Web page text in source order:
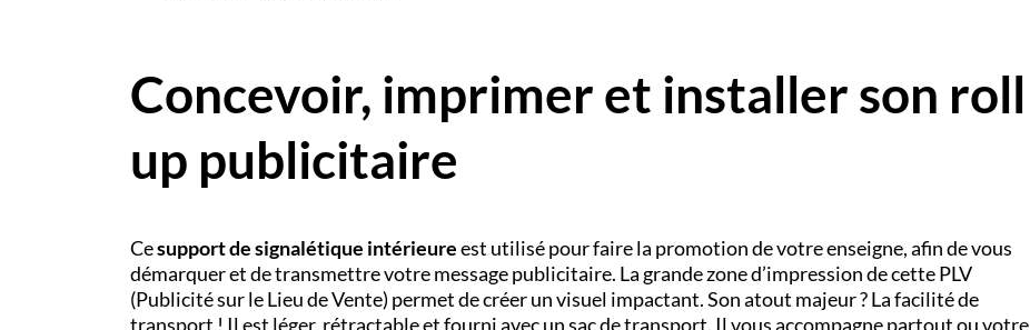
Concevoir, imprimer et installer son roll
up publicitaire
Cesupport de signalétique intérieureest utilisé pour faire la promotion de votre enseigne, afin de vous
démarquer et de transmettre votre message publicitaire. La grande zone d’impression de cette PLV
(Publicité sur le Lieu de Vente) permet de créer un visuel impactant. Son atout majeur ? La facilité de
transport ! Il est léger, rétractable et fourni avec un sac de transport. Il vous accompagne partout ou votre